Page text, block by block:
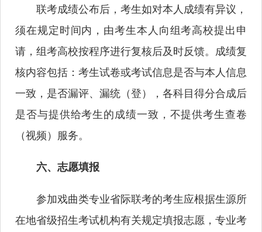
联考成绩公布后，考生如对本人成绩有异议，
须在规定时间内，由考生本人向组考高校提出申
请，组考高校按程序进行复核后及时反馈。成绩复
核内容包括：考生试卷或考试信息是否与本人信息
一致，是否漏评、漏统（登），各科目得分合成后
是否与提供给考生的成绩一致，不提供考生查卷
（视频）服务。
六、志愿填报
参加戏曲类专业省际联考的考生应根据生源所
在地省级招生考试机构有关规定填报志愿，专业考